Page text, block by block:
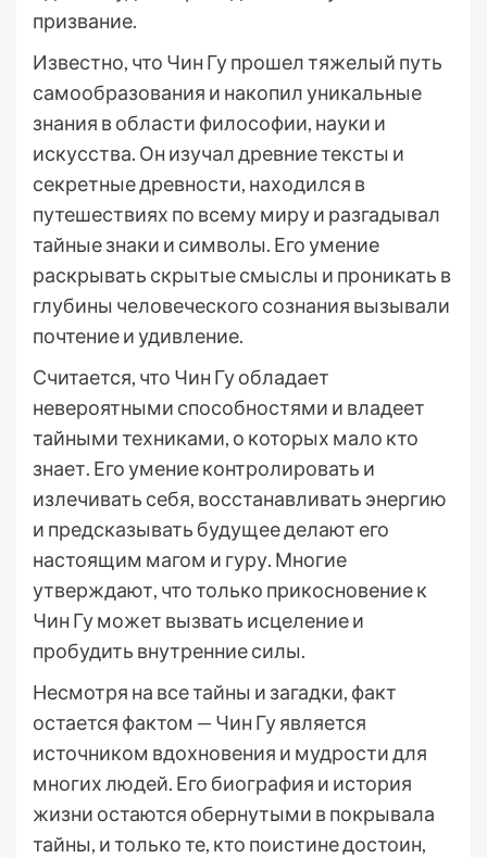
призвание.
Известно, что Чин Гу прошел тяжелый путь
самообразования и накопил уникальные
знания в области философии, науки и
искусства. Он изучал древние тексты и
секретные древности, находился в
путешествиях по всему миру и разгадывал
тайные знаки и символы. Его умение
раскрывать скрытые смыслы и проникать в
глубины человеческого сознания вызывали
почтение и удивление.
Считается, что Чин Гу обладает
невероятными способностями и владеет
тайными техниками, о которых мало кто
знает. Его умение контролировать и
излечивать себя, восстанавливать энергию
и предсказывать будущее делают его
настоящим магом и гуру. Многие
утверждают, что только прикосновение к
Чин Гу может вызвать исцеление и
пробудить внутренние силы.
Несмотря на все тайны и загадки, факт
остается фактом — Чин Гу является
источником вдохновения и мудрости для
многих людей. Его биография и история
жизни остаются обернутыми в покрывала
тайны, и только те, кто поистине достоин,